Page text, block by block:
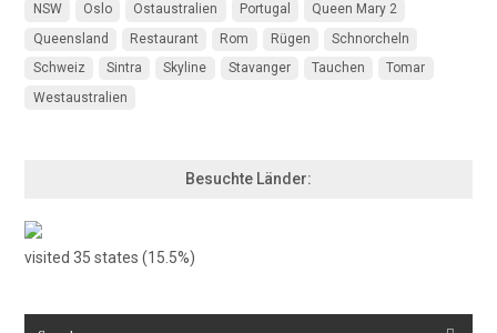
NSW
Oslo Ostaustralien Portugal
Queen Mary 2
Queensland
Restaurant Rom Rügen
Schnorcheln
Schweiz
Sintra Skyline Stavanger Tauchen
Tomar
Westaustralien
Besuchte Länder:
visited 35 states (15.5%)